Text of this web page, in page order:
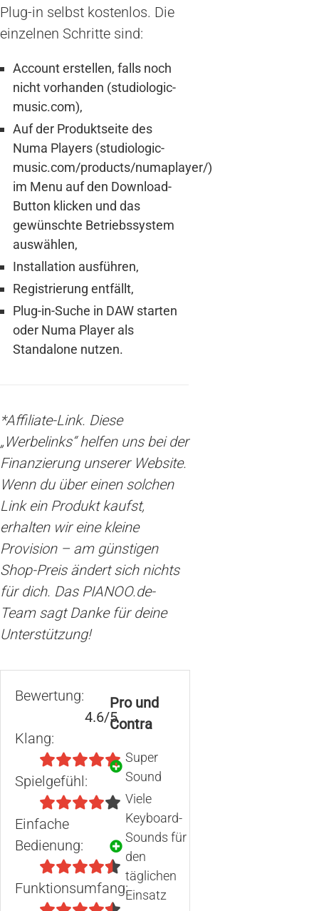
Plug-in selbst kostenlos. Die
einzelnen Schritte sind:
Account erstellen, falls noch
nicht vorhanden (studiologic-
music.com),
Auf der Produktseite des
Numa Players (studiologic-
music.com/products/numaplayer/)
im Menu auf den Download-
Button klicken und das
gewünschte Betriebssystem
auswählen,
Installation ausführen,
Registrierung entfällt,
Plug-in-Suche in DAW starten
oder Numa Player als
Standalone nutzen.
*Affiliate-Link. Diese
„Werbelinks“ helfen uns bei der
Finanzierung unserer Website.
Wenn du über einen solchen
Link ein Produkt kaufst,
erhalten wir eine kleine
Provision – am günstigen
Shop-Preis ändert sich nichts
für dich. Das PIANOO.de-
Team sagt Danke für deine
Unterstützung!
Bewertung:
4.6/5
Klang:
Spielgefühl:
Einfache
Bedienung:
Funktionsumfang:
Pro und
Contra
Super
Sound
Viele
Keyboard-
Sounds für
den
täglichen
Einsatz